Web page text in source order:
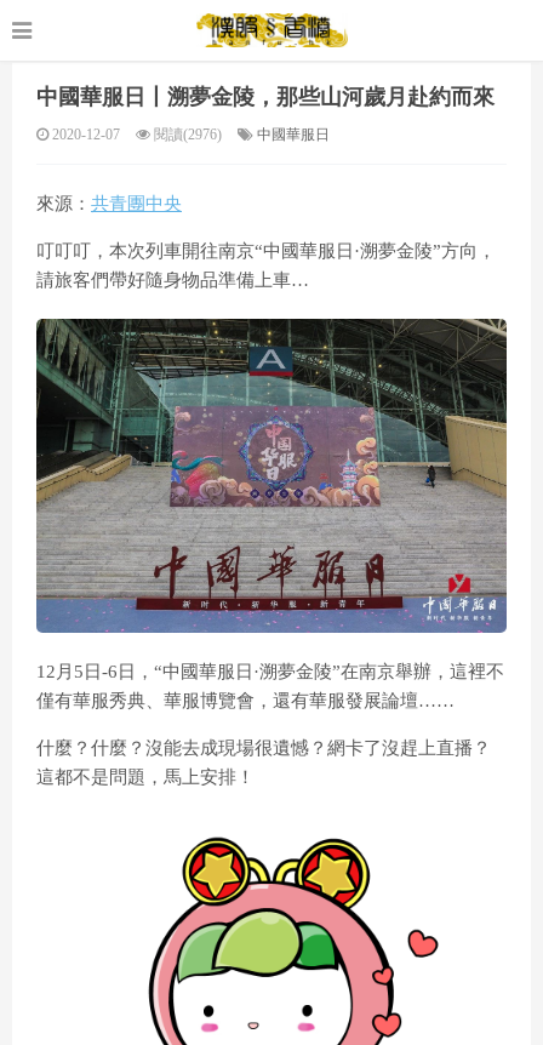
中國華服日丨溯夢金陵，那些山河歲月赴約而來
2020-12-07 閱讀(2976) 中國華服日
來源： 共青團中央
叮叮叮，本次列車開往南京“中國華服日·溯夢金陵”方向，
請旅客們帶好隨身物品準備上車…
12月5日-6日，“中國華服日·溯夢金陵”在南京舉辦，這裡不
僅有華服秀典、華服博覽會，還有華服發展論壇……
什麼？什麼？沒能去成現場很遺憾？網卡了沒趕上直播？
這都不是問題，馬上安排！